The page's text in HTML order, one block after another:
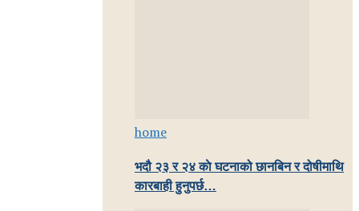
home
भदौ २३ र २४ काे घटनाको छानबिन र दोषीमाथि
कारबाही हुनुपर्छ…